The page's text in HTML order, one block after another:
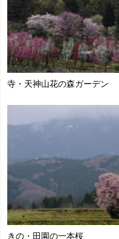
寺・天神山花の森ガーデン
きの・田園の一本桜